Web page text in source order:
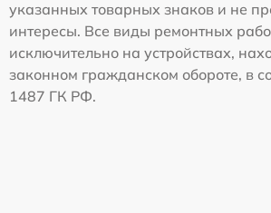
указанных товарных знаков и не
интересы. Все виды ремонтных
исключительно на устройствах,
законном гражданском обороте, в
1487 ГК РФ.